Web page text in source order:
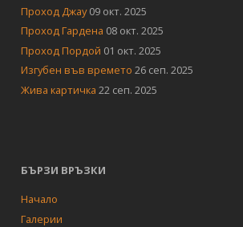
Проход Джау 09 окт. 2025
Проход Гардена 08 окт. 2025
Проход Пордой 01 окт. 2025
Изгубен във времето 26 сеп. 2025
Жива картичка 22 сеп. 2025
БЪРЗИ ВРЪЗКИ
Начало
Галерии